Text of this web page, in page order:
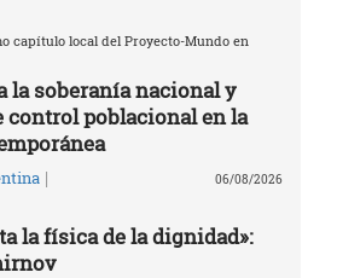
capítulo local del Proyecto-Mundo en
la soberanía nacional y
control poblacional en la
| 06/08/2026
la física de la dignidad»: